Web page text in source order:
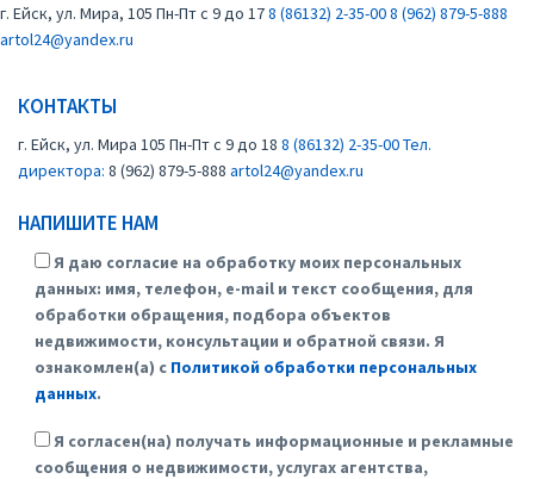
г. Ейск, ул. Мира, 105 Пн-Пт с 9 до 178 (86132) 2-35-008 (962) 879-5-888
artol24@yandex.ru
КОНТАКТЫ
г. Ейск, ул. Мира 105 Пн-Пт с 9 до 18 8 (86132) 2-35-00Тел.
директора: 8 (962) 879-5-888 artol24@yandex.ru
НАПИШИТЕ НАМ
Я даю согласие на обработку моих персональных
данных: имя, телефон, e-mail и текст сообщения, для
обработки обращения, подбора объектов
недвижимости, консультации и обратной связи. Я
ознакомлен(а) с Политикой обработки персональных
данных.
Я согласен(на) получать информационные и рекламные
сообщения о недвижимости, услугах агентства,